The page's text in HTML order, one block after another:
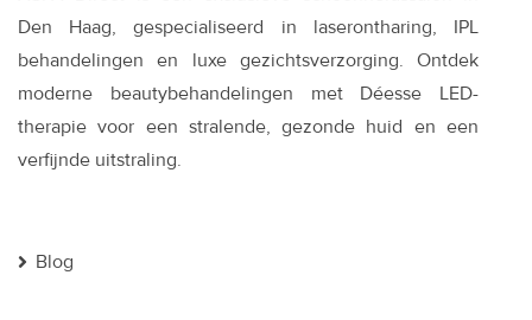
Den Haag, gespecialiseerd in laserontharing, IPL
behandelingen en luxe gezichtsverzorging. Ontdek
moderne beautybehandelingen met Déesse LED-
therapie voor een stralende, gezonde huid en een
verfijnde uitstraling.
Blog